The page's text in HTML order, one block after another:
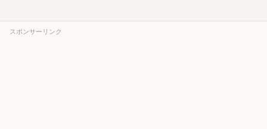
スポンサーリンク